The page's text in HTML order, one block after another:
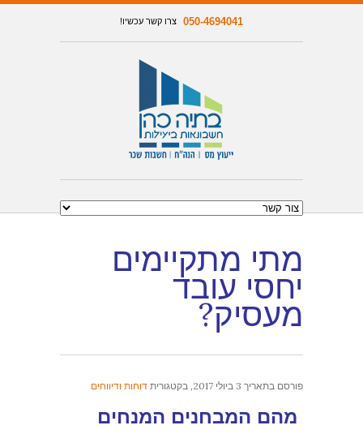
050-4694041 צרו קשר עכשיו!
מתי מתקיימים
יחסי עובד
מעסיק?
פורסם בתאריך 3 ביולי 2017 , בקטגורית דוחות ודיווחים
מהם המבחנים המנחים